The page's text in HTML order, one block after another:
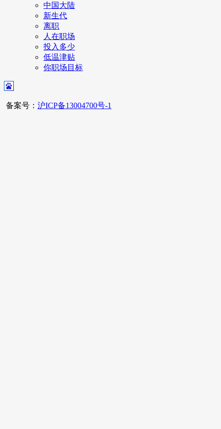
中国大陆
新生代
离职
人在职场
投入多少
低温津贴
你职场目标
备案号： 沪ICP备13004700号-1